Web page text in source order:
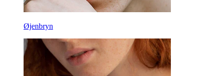
Øjenbryn